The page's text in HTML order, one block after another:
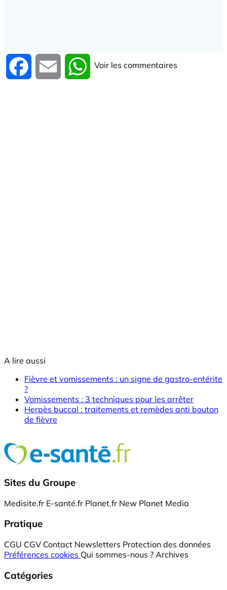
Facebook Email WhatsApp
Voir les commentaires
A lire aussi
Fièvre et vomissements : un signe de gastro-entérite
?
Vomissements : 3 techniques pour les arrêter
Herpès buccal : traitements et remèdes anti bouton
de fièvre
Sites du Groupe
Medisite.fr E-santé.fr Planet.fr New Planet Media
Pratique
CGU CGV Contact Newsletters Protection des données
Préférences cookies Qui sommes-nous ? Archives
Catégories